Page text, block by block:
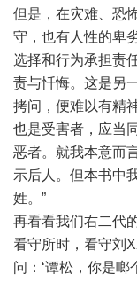
但是，在灾难、恐
守，也有人性的卑
选择和行为承担责
责与忏悔。这是另
拷问，便难以有精
也是受害者，应当
恶者。就我本意而
示后人。但本书中
姓。”
再看看我们右二代
看守所时，看守刘
问：‘谭松，你是